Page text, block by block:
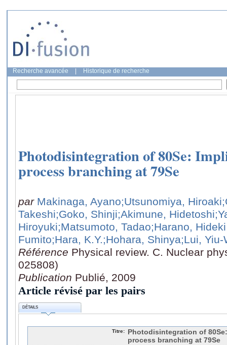
Recherche avancée Historique de recherche
Photodisintegration of 80Se:
process branching at 79Se
par Makinaga, Ayano;Utsunomiya, Hiroaki
Takeshi;Goko, Shinji;Akimune, Hidetoshi
Hiroyuki;Matsumoto, Tadao;Harano, Hideki
Fumito;Hara, K.Y.;Hohara, Shinya;Lui, Yiu-
Référence Physical review. C. Nuclear
025808)
Publication Publié, 2009
Article révisé par les pairs
DÉTAILS
Titre:
Photodisintegration of
process branching at 79Se